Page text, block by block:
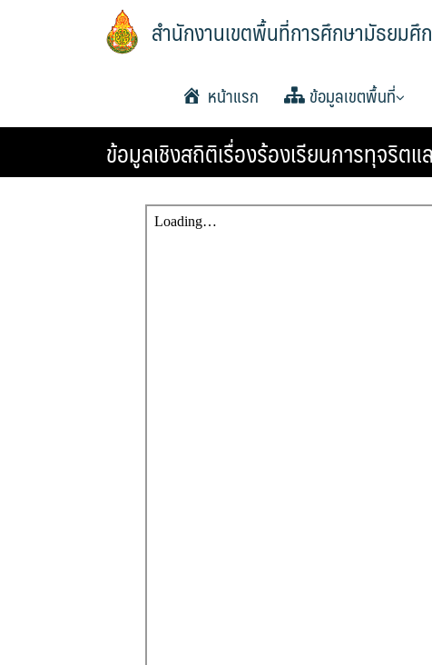
สำนักงานเขตพื้นที่การศึกษามัธยมศึ
หน้าแรก ข้อมูลเขตพื้นที่
ประวัติความเป็นมา
วิสัยทัศน์และพันธกิจ
หน้าที่และอำนาจ
แผนพัฒนาคุณภาพการศึ
พื้นฐานพ.ศ.2561-2564
แผนพัฒนาคุณภาพการศึ
พื้นฐาน พ.ศ.2565-2567
แผนพัฒนาคุณภาพการศึ
พื้นฐานพ.ศ.2566-2570
โครงสร้าง หน้าที่และอำนาจ
ทำเนียบ อ.ก.ค.ศ. เขตพื้น
ศึกษา
อำนาจหน้าที่ อ.ก.ค.ศ.
ประกาศ ตั้ง อ.ก.ค.ศ. เขต
การศึกษามัธยมศึกษา
ปฏิทินการประชุม อ.ก.ค.ศ.
พื้นที่การศึกษามัธยมศึกษาศรีส
ข้อมูลเชิงสถิติเรื่องร้องเรียนการทุจริต